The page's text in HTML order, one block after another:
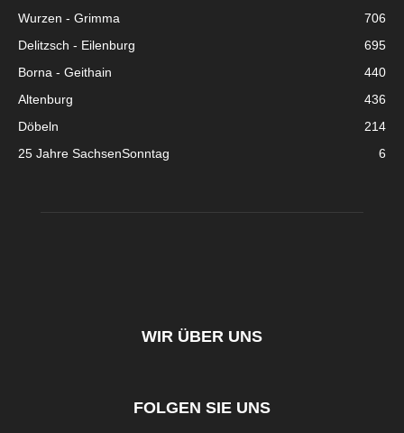
Wurzen - Grimma
706
Delitzsch - Eilenburg
695
Borna - Geithain
440
Altenburg
436
Döbeln
214
25 Jahre SachsenSonntag
6
WIR ÜBER UNS
FOLGEN SIE UNS